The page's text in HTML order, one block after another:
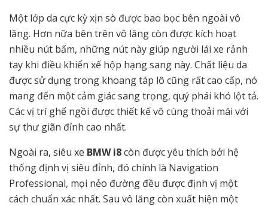
Một lớp da cực kỳ xịn sò được bao bọc bên ngoài vô
lăng. Hơn nữa bên trên vô lăng còn được kích hoạt
nhiều nút bấm, những nút này giúp người lái xe rảnh
tay khi điều khiển xế hộp hạng sang này. Chất liệu da
được sử dụng trong khoang táp lô cũng rất cao cấp, nó
mang đến một cảm giác sang trọng, quý phái khó lột tả.
Các vị trí ghế ngồi được thiết kế vô cùng thoải mái với
sự thư giãn đỉnh cao nhất.
Ngoài ra, siêu xe BMW i8còn được yêu thích bởi hệ
thống định vị siêu đỉnh, đó chính là Navigation
Professional, mọi nẻo đường đều được định vị một
cách chuẩn xác nhất. Sau vô lăng còn xuất hiện một